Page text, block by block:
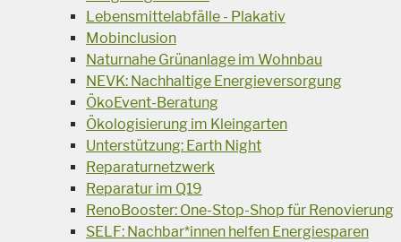
Lebensmittelabfälle - Plakativ
Mobinclusion
Naturnahe Grünanlage im Wohnbau
NEVK: Nachhaltige Energieversorgung
ÖkoEvent-Beratung
Ökologisierung im Kleingarten
Unterstützung: Earth Night
Reparaturnetzwerk
Reparatur im Q19
RenoBooster: One-Stop-Shop für Renovierung
SELF: Nachbar*innen helfen Energiesparen